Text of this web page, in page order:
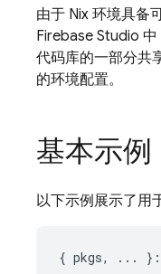
由于 Nix 环境具备
Firebase Studio 中
代码库的一部分共
的环境配置。
基本示例
以下示例展示了用
{ pkgs, ... }: